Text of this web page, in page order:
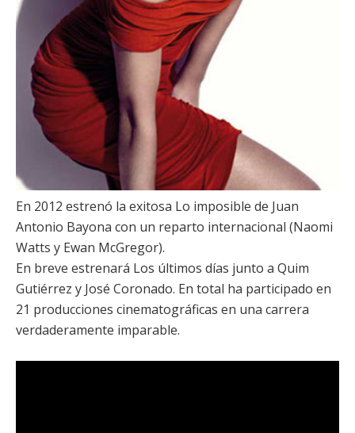
En 2012 estrenó la exitosa Lo imposible de Juan
Antonio Bayona con un reparto internacional (Naomi
Watts y Ewan McGregor).
En breve estrenará Los últimos días junto a Quim
Gutiérrez y José Coronado. En total ha participado en
21 producciones cinematográficas en una carrera
verdaderamente imparable.